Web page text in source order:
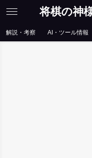
将棋の神
解説・考察 AI・ツール情報